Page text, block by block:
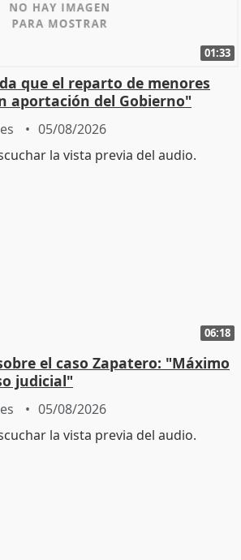
01:33
que el reparto de menores
aportación del Gobierno"
05/08/2026
06:18
el caso Zapatero: "Máximo
judicial"
05/08/2026